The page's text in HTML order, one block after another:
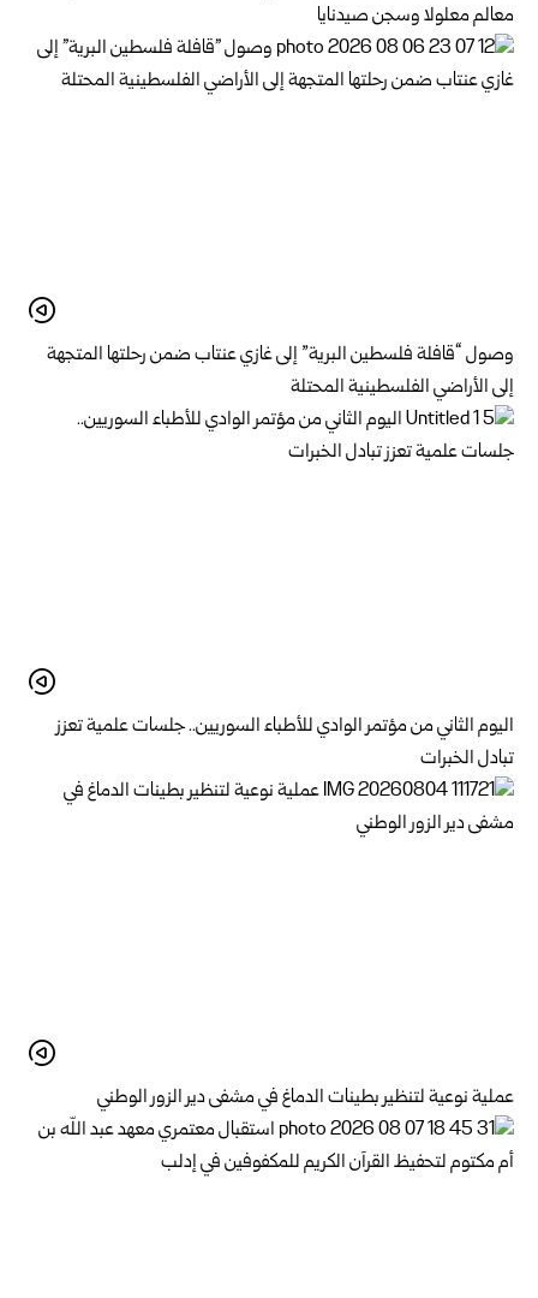
معالم معلولا وسجن صيدنايا
وصول “قافلة فلسطين البرية” إلى غازي عنتاب ضمن رحلتها المتجهة
إلى الأراضي الفلسطينية المحتلة
اليوم الثاني من مؤتمر الوادي للأطباء السوريين.. جلسات علمية تعزز
تبادل الخبرات
عملية نوعية لتنظير بطينات الدماغ في مشفى دير الزور الوطني